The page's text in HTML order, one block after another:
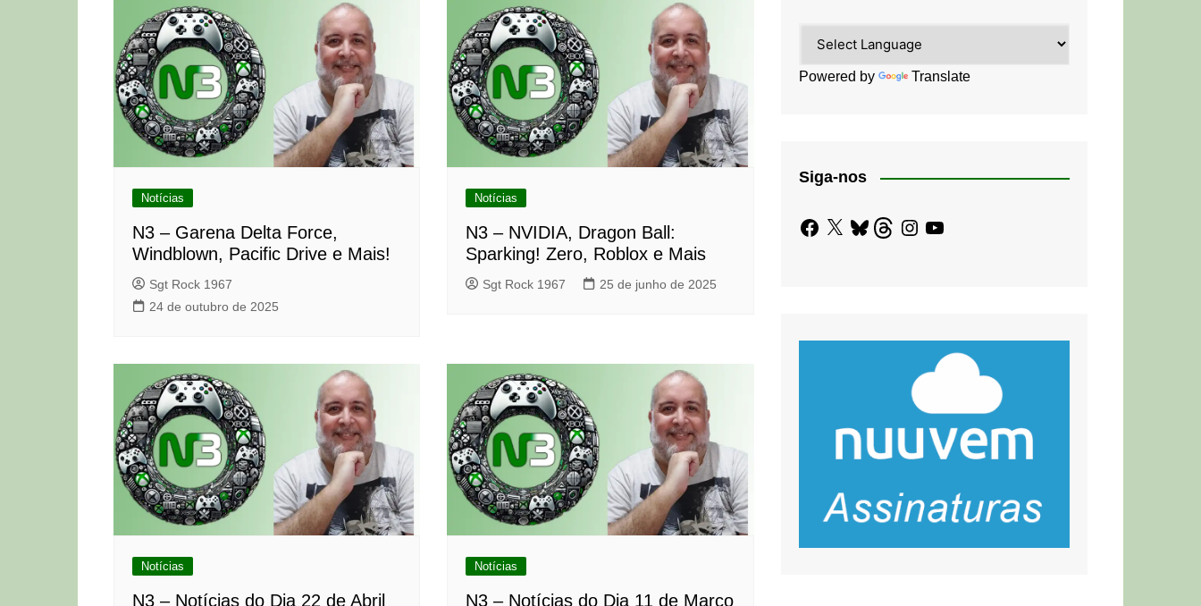
Notícias
N3 – Garena Delta Force,
Windblown, Pacific Drive e Mais!
Sgt Rock 1967
24 de outubro de 2025
Notícias
N3 – NVIDIA, Dragon Ball:
Sparking! Zero, Roblox e Mais
Sgt Rock 1967 25 de junho de 2025
Notícias
N3 – Notícias do Dia 22 de Abril
Notícias
N3 – Notícias do Dia 11 de Março
Powered by Translate
Siga-nos
Facebook
X BlueskyThreadsInstagram
YouTube